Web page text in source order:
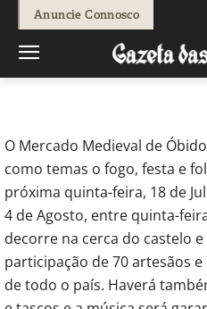
Anuncie Connosco
Fátima Ferreira -
O Mercado Medieval de
como temas o fogo, festa e
próxima quinta-feira, 18 de
4 de Agosto, entre quinta-
decorre na cerca do castelo
participação de 70 artesãos
de todo o país. Haverá